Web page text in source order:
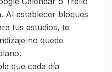
Al establecer bloques
tus estudios, te
no quede
que cada día